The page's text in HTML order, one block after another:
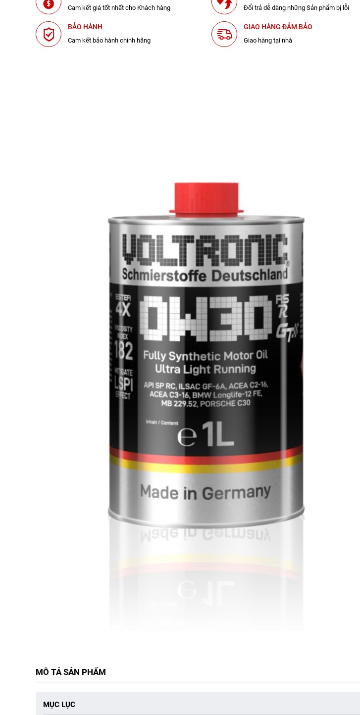
Cam kết giá tốt nhất cho Khách hàng Đổi trả dễ dàng những Sản phẩm bị lỗi
BẢO HÀNH
Cam kết bảo hành chính hãng
GIAO HÀNG ĐẢM BẢO
Giao hàng tại nhà
MÔ TẢ SẢN PHẨM
MỤC LỤC